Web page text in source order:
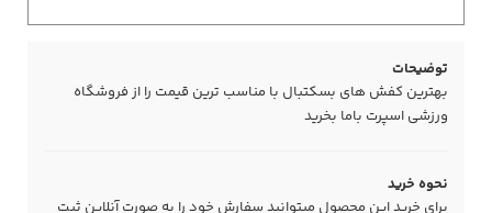
توضیحات
بهترین کفش های بسکتبال با مناسب ترین قیمت را از فروشگاه
ورزشی اسپرت باما بخرید
نحوه خرید
برای خرید این محصول میتوانید سفارش خود را به صورت آنلاین ثبت